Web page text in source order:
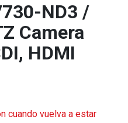
ND3 /
Camera
HDMI
cuando vuelva a estar